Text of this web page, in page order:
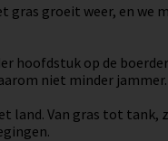
groeit weer, en we
hoofdstuk op de
niet minder jammer.
land. Van gras tot